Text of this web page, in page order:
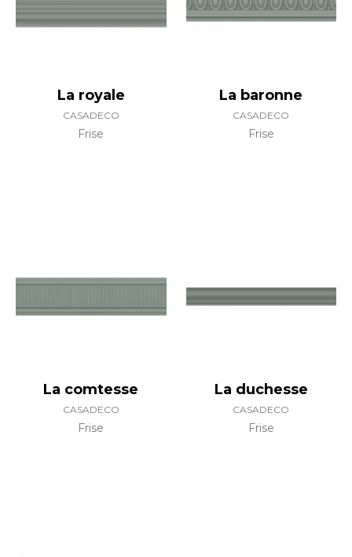
La royale
CASADECO
Frise
La baronne
CASADECO
Frise
La comtesse
CASADECO
Frise
La duchesse
CASADECO
Frise